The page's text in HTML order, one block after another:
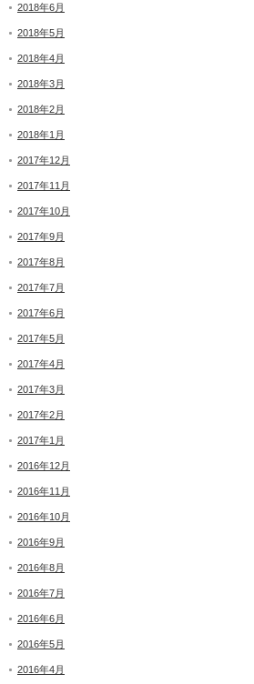
2018年6月
2018年5月
2018年4月
2018年3月
2018年2月
2018年1月
2017年12月
2017年11月
2017年10月
2017年9月
2017年8月
2017年7月
2017年6月
2017年5月
2017年4月
2017年3月
2017年2月
2017年1月
2016年12月
2016年11月
2016年10月
2016年9月
2016年8月
2016年7月
2016年6月
2016年5月
2016年4月